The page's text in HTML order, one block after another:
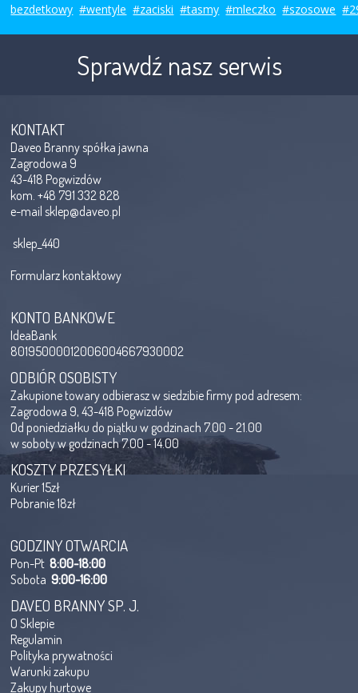
bezdetkowy #wentyle #zaciski #tasmy #mleczko #szosowe
Sprawdź nasz serwis
KONTAKT
Daveo Branny spółka jawna
Zagrodowa 9
43-418 Pogwizdów
kom. +48 791 332 828
e-mailsklep@daveo.pl
sklep_440
Formularz kontaktowy
KONTO BANKOWE
IdeaBank
80195000012006004667930002
ODBIÓR OSOBISTY
Zakupione towary odbierasz w siedzibie firmy pod adresem:
Zagrodowa 9, 43-418 Pogwizdów
Od poniedziałku do piątku w godzinach 7.00 - 21.00
w soboty w godzinach 7.00 - 14.00
KOSZTY PRZESYŁKI
Kurier 15zł
Pobranie 18zł
GODZINY OTWARCIA
Pon-Pt8:00-18:00
Sobota9:00-16:00
DAVEO BRANNY SP. J.
O Sklepie
Regulamin
Polityka prywatności
Warunki zakupu
Zakupy hurtowe